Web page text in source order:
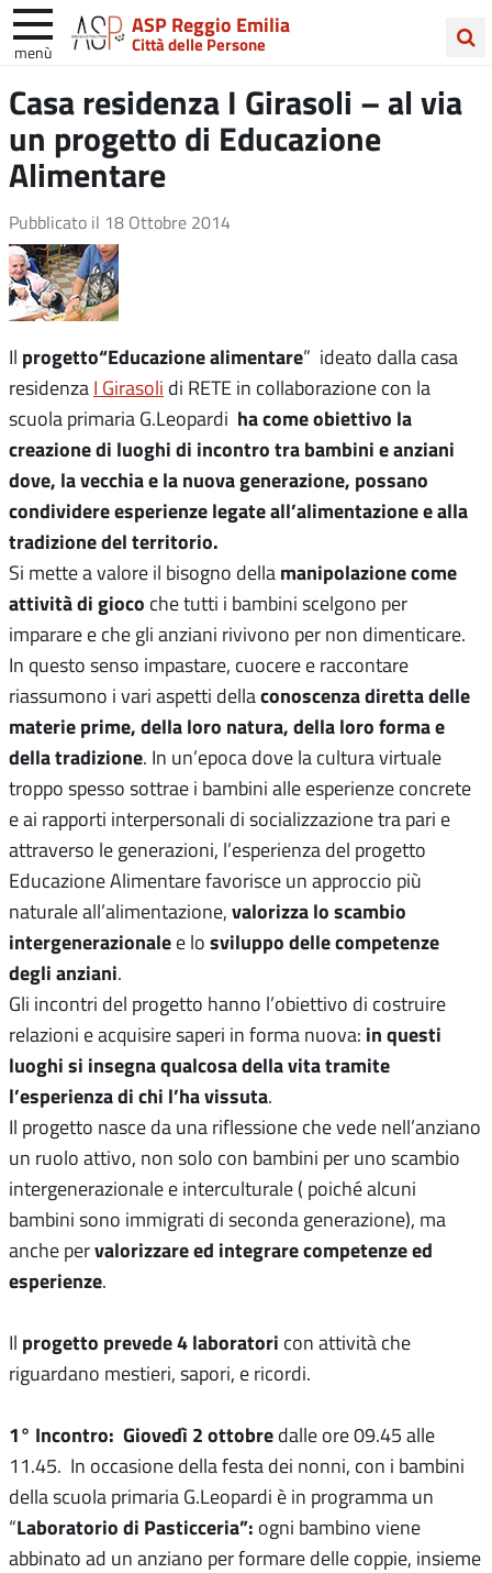
ASP Reggio Emilia
Città delle Persone
menù
nel
sito
Casa residenza I Girasoli – al via
un progetto di Educazione
Alimentare
Pubblicato il 18 Ottobre 2014
Il progetto“Educazione alimentare” ideato dalla casa
residenza I Girasoli di RETE in collaborazione con la
scuola primaria G.Leopardi ha come obiettivo la
creazione di luoghi di incontro tra bambini e anziani
dove, la vecchia e la nuova generazione, possano
condividere esperienze legate all’alimentazione e alla
tradizione del territorio.
Si mette a valore il bisogno della manipolazione come
attività di gioco che tutti i bambini scelgono per
imparare e che gli anziani rivivono per non dimenticare.
In questo senso impastare, cuocere e raccontare
riassumono i vari aspetti dellaconoscenza diretta delle
materie prime, della loro natura, della loro forma e
della tradizione. In un’epoca dove la cultura virtuale
troppo spesso sottrae i bambini alle esperienze concrete
e ai rapporti interpersonali di socializzazione tra pari e
attraverso le generazioni, l’esperienza del progetto
Educazione Alimentare favorisce un approccio più
naturale all’alimentazione, valorizza lo scambio
intergenerazionale e lo sviluppo delle competenze
degli anziani.
Gli incontri del progetto hanno l’obiettivo di costruire
relazioni e acquisire saperi in forma nuova: in questi
luoghi si insegna qualcosa della vita tramite
l’esperienza di chi l’ha vissuta.
Il progetto nasce da una riflessione che vede nell’anziano
un ruolo attivo, non solo con bambini per uno scambio
intergenerazionale e interculturale ( poiché alcuni
bambini sono immigrati di seconda generazione), ma
anche pervalorizzare ed integrare competenze ed
esperienze.
Il progetto prevede 4 laboratori con attività che
riguardano mestieri, sapori, e ricordi.
1° Incontro: Giovedì 2 ottobre dalle ore 09.45 alle
11.45. In occasione della festa dei nonni, con i bambini
della scuola primaria G.Leopardi è in programma un
“Laboratorio di Pasticceria”: ogni bambino viene
abbinato ad un anziano per formare delle coppie, insieme